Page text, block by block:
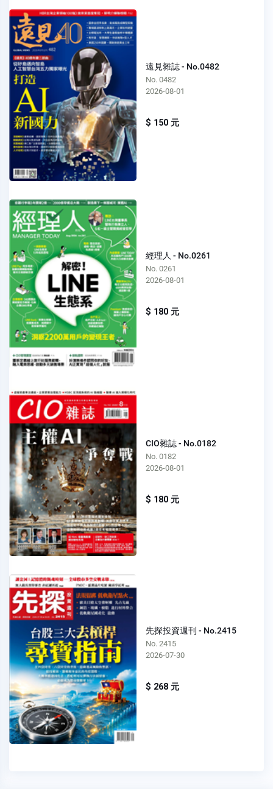
遠見雜誌 - No.0482
No. 0482
2026-08-01
$ 150 元
經理人 - No.0261
No. 0261
2026-08-01
$ 180 元
CIO雜誌 - No.0182
No. 0182
2026-08-01
$ 180 元
先探投資週刊 - No.2415
No. 2415
2026-07-30
$ 268 元